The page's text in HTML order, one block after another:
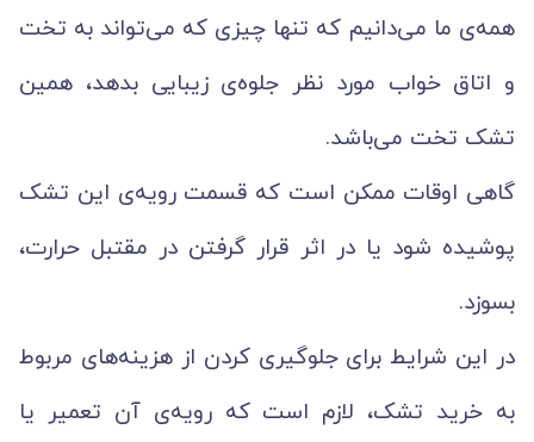
همه‌ی ما می‌دانیم که تنها چیزی که می‌تواند به تخت
و اتاق خواب مورد نظر جلوه‌ی زیبایی بدهد، همین
تشک تخت می‌باشد.
گاهی اوقات ممکن است که قسمت رویه‌ی این تشک
پوشیده شود یا در اثر قرار گرفتن در مقتبل حرارت،
بسوزد.
در این شرایط برای جلوگیری کردن از هزینه‌های مربوط
به خرید تشک، لازم است که رویه‌ی آن تعمیر یا